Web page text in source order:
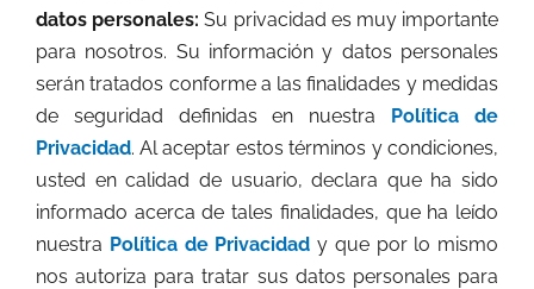
datos personales: Su privacidad es muy importante
para nosotros. Su información y datos personales
serán tratados conforme a las finalidades y medidas
de seguridad definidas en nuestra Política de
Privacidad. Al aceptar estos términos y condiciones,
usted en calidad de usuario, declara que ha sido
informado acerca de tales finalidades, que ha leído
nuestra Política de Privacidad y que por lo mismo
nos autoriza para tratar sus datos personales para